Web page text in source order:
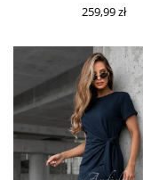
259,99 zł